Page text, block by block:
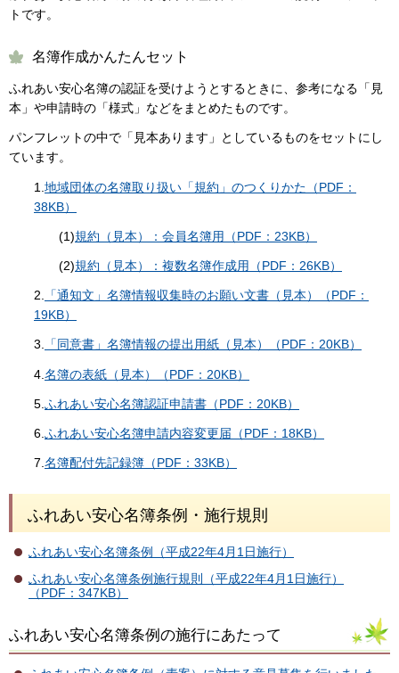
トです。
名簿作成かんたんセット
ふれあい安心名簿の認証を受けようとするときに、参考になる「見
本」や申請時の「様式」などをまとめたものです。
パンフレットの中で「見本あります」としているものをセットにし
ています。
1. 地域団体の名簿取り扱い「規約」のつくりかた（PDF：
38KB）
(1)規約（見本）：会員名簿用（PDF：23KB）
(2)規約（見本）：複数名簿作成用（PDF：26KB）
2. 「通知文」名簿情報収集時のお願い文書（見本）（PDF：
19KB）
3. 「同意書」名簿情報の提出用紙（見本）（PDF：20KB）
4. 名簿の表紙（見本）（PDF：20KB）
5. ふれあい安心名簿認証申請書（PDF：20KB）
6. ふれあい安心名簿申請内容変更届（PDF：18KB）
7. 名簿配付先記録簿（PDF：33KB）
ふれあい安心名簿条例・施行規則
ふれあい安心名簿条例（平成22年4月1日施行）
ふれあい安心名簿条例施行規則（平成22年4月1日施行）
（PDF：347KB）
ふれあい安心名簿条例の施行にあたって